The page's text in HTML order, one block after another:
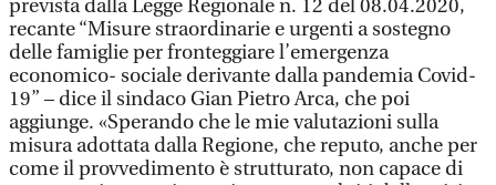
prevista dalla Legge Regionale n. 12 del 08.04.2020,
recante “Misure straordinarie e urgenti a sostegno
delle famiglie per fronteggiare l’emergenza
economico- sociale derivante dalla pandemia Covid-
19” – dice il sindaco Gian Pietro Arca, che poi
aggiunge. «Sperando che le mie valutazioni sulla
misura adottata dalla Regione, che reputo, anche per
come il provvedimento è strutturato, non capace di